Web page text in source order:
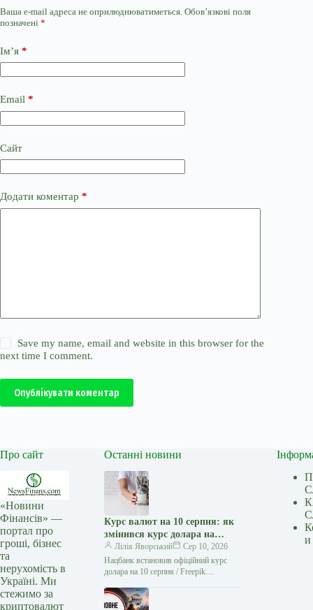
Ваша e-mail адреса не оприлюднюватиметься. Обов’язкові поля
позначені *
Ім’я *
Email *
Сайт
Додати коментар *
Save my name, email and website in this browser for the
next time I comment.
Опублікувати коментар
Про сайт
«Новини
Фінансів» —
портал про
гроші, бізнес
та
нерухомість в
Україні. Ми
стежимо за
криптовалют
Останні новини
Курс валют на 10 серпня: як
змінився курс долара на
сьогодні?
Лілія Яворський
Сер 10, 2026
Нацбанк встановив офіційний курс
долара на 10 серпня / Freepik
гривні не змінився, водночас євро…
и